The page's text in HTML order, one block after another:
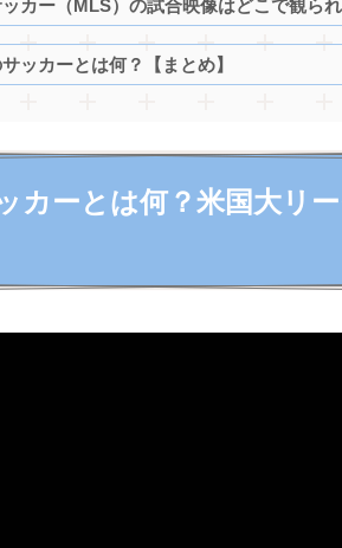
カー（MLS）の試合映像はどこで観ら
ッカーとは何？【まとめ】
カーとは何？米国大リ